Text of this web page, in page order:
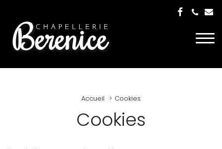
Accueil Cookies
Cookies